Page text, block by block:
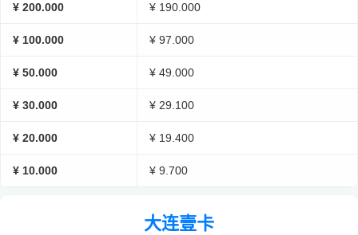
¥ 200.000 ¥ 190.000
¥ 100.000 ¥ 97.000
¥ 50.000 ¥ 49.000
¥ 30.000 ¥ 29.100
¥ 20.000 ¥ 19.400
¥ 10.000 ¥ 9.700
大连壹卡